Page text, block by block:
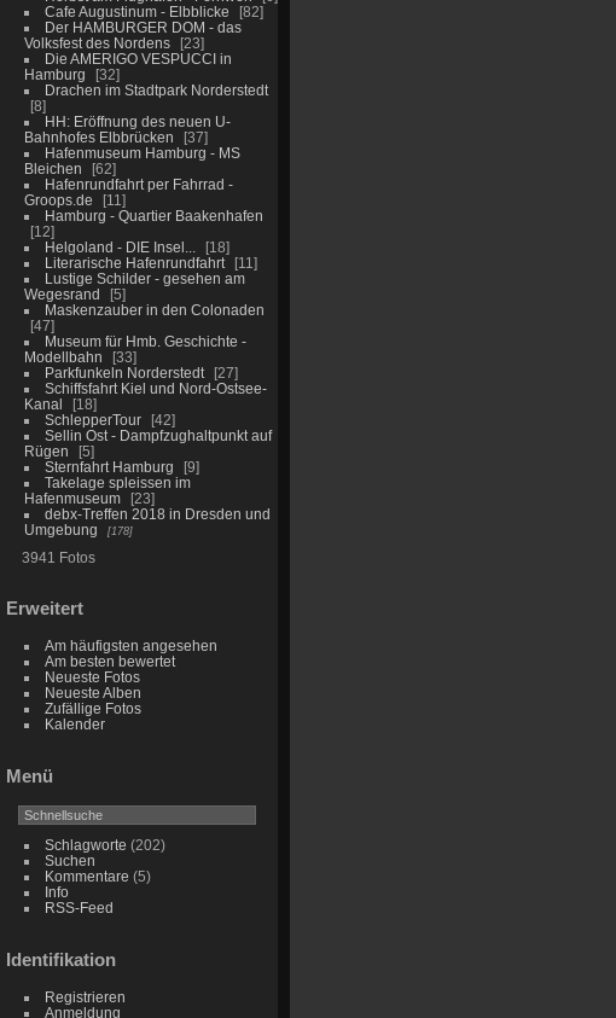
Cafe Augustinum - Elbblicke
82
Der HAMBURGER DOM - das
Volksfest des Nordens
23
Die AMERIGO VESPUCCI in
Hamburg
32
Drachen im Stadtpark Norderstedt
8
HH: Eröffnung des neuen U-
Bahnhofes Elbbrücken
37
Hafenmuseum Hamburg - MS
Bleichen
62
Hafenrundfahrt per Fahrrad -
Groops.de
11
Hamburg - Quartier Baakenhafen
12
Helgoland - DIE Insel...
18
Literarische Hafenrundfahrt
11
Lustige Schilder - gesehen am
Wegesrand
5
Maskenzauber in den Colonaden
47
Museum für Hmb. Geschichte -
Modellbahn
33
Parkfunkeln Norderstedt
27
Schiffsfahrt Kiel und Nord-Ostsee-
Kanal
18
SchlepperTour
42
Sellin Ost - Dampfzughaltpunkt auf
Rügen
5
Sternfahrt Hamburg
9
Takelage spleissen im
Hafenmuseum
23
debx-Treffen 2018 in Dresden und
Umgebung
178
3941 Fotos
Erweitert
Am häufigsten angesehen
Am besten bewertet
Neueste Fotos
Neueste Alben
Zufällige Fotos
Kalender
Menü
Schlagworte (202)
Suchen
Kommentare (5)
Info
RSS-Feed
Identifikation
Registrieren
Anmeldung